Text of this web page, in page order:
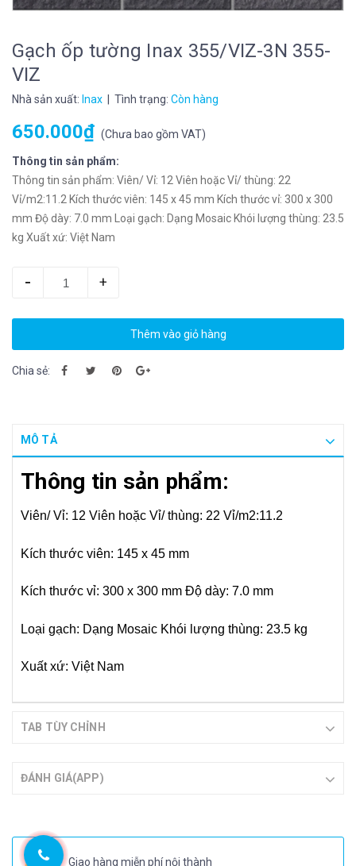
Gạch ốp tường Inax 355/VIZ-3N 355-
VIZ
Nhà sản xuất: Inax | Tình trạng: Còn hàng
650.000₫ (Chưa bao gồm VAT)
Thông tin sản phẩm:
Thông tin sản phẩm: Viên/ Vỉ: 12 Viên hoặc Vỉ/ thùng: 22
Vỉ/m2:11.2 Kích thước viên: 145 x 45 mm Kích thước vỉ: 300 x 300
mm Độ dày: 7.0 mm Loại gạch: Dạng Mosaic Khói lượng thùng: 23.5
kg Xuất xứ: Việt Nam
- +
Thêm vào giỏ hàng
Chia sẻ:
MÔ TẢ
Thông tin sản phẩm:
Viên/ Vỉ: 12 Viên hoặc Vỉ/ thùng: 22 Vỉ/m2:11.2
Kích thước viên: 145 x 45 mm
Kích thước vỉ: 300 x 300 mm Độ dày: 7.0 mm
Loại gạch: Dạng Mosaic Khói lượng thùng: 23.5 kg
Xuất xứ: Việt Nam
TAB TÙY CHỈNH
ĐÁNH GIÁ(APP)
Giao hàng miễn phí nội thành